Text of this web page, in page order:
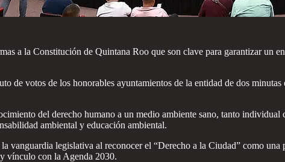
a la Constitución de Quintana Roo que son clave para garantizar un
de votos de los honorables ayuntamientos de la entidad de dos
del derecho humano a un medio ambiente sano, tanto
ambiental y educación ambiental.
vanguardia legislativa al reconocer el “Derecho a la Ciudad” como
vínculo con la Agenda 2030.